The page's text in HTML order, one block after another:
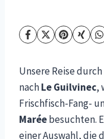
Unsere Reise
nachLe Guilvinec,
Frischfisch-Fang-
Maréebesuchten.
einer Auswahl, die